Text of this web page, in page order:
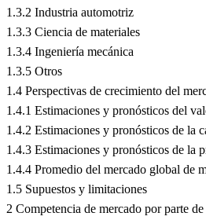
1.3.2 Industria automotriz
1.3.3 Ciencia de materiales
1.3.4 Ingeniería mecánica
1.3.5 Otros
1.4 Perspectivas de crecimiento del
1.4.1 Estimaciones y pronósticos del
1.4.2 Estimaciones y pronósticos de la
1.4.3 Estimaciones y pronósticos de la
1.4.4 Promedio del mercado global de
1.5 Supuestos y limitaciones
2 Competencia de mercado por parte